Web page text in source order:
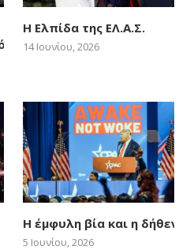
Η Ελπίδα της ΕΛ.Α.Σ.
14 Ιουνίου, 2026
Η έμφυλη βία και η δήθεν
5 Ιουνίου, 2026